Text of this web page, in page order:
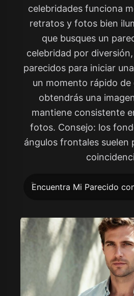
celebridades funciona
retratos y fotos bien
que busques un
celebridad por
parecidos para iniciar
un momento rápido de
obtendrás una
mantiene consistente
fotos. Consejo: los
ángulos frontales suelen
Encuentra Mi Parecido